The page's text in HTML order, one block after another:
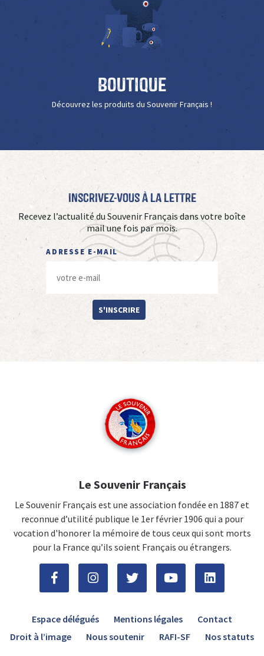
Boutique
Découvrez les produits du Souvenir Français !
Inscrivez-vous à La Lettre
Recevez l’actualité du Souvenir Français dans votre boîte
mail une fois par mois.
ADRESSE E-MAIL
S'INSCRIRE
Le Souvenir Français
Le Souvenir Français est une association fondée en 1887 et
reconnue d’utilité publique le 1er février 1906 qui a pour
vocation d'honorer la mémoire de tous ceux qui sont morts
pour la France qu’ils soient Français ou étrangers.
Espace délégués Mentions légales
Contact
Droit à l’image
Nous soutenir RAFI-SF Nos statuts